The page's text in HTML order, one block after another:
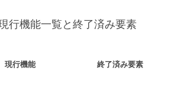
行機能一覧と終了済み要素
現行機能 終了済み要素